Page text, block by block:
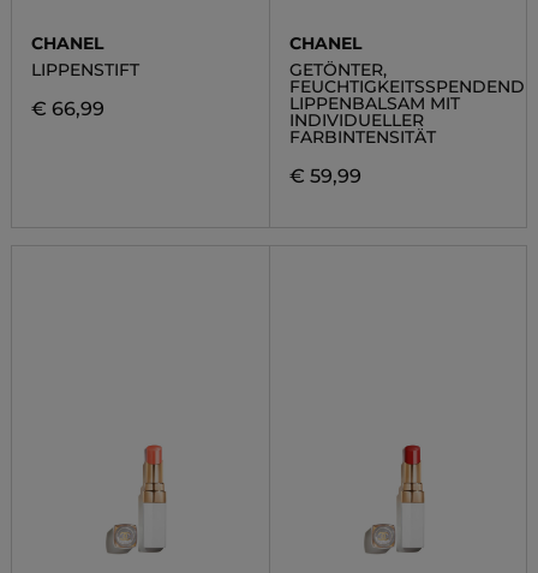
CHANEL
LIPPENSTIFT
€ 66,99
CHANEL
GETÖNTER,
LIPPENBALSAM MIT
INDIVIDUELLER
FARBINTENSITÄT
€ 59,99